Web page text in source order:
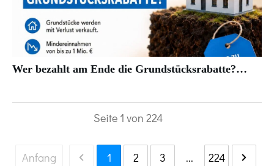
Wer bezahlt am Ende die Grundstücksrabatte?…
Seite 1 von 224
Anfang 1 2 3 ... 224